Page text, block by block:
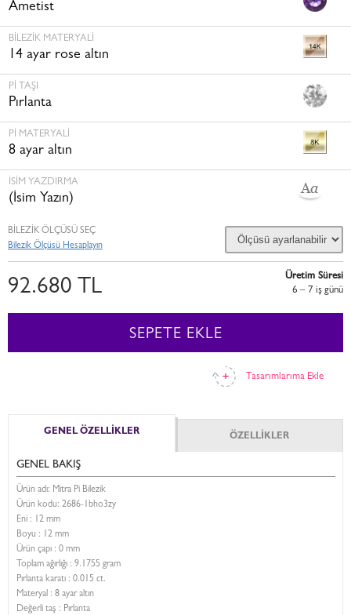
Ametist
BILEZIK MATERYALI
14 ayar rose altın
PI TAŞI
Pırlanta
PI MATERYALI
8 ayar altın
İSİM YAZDIRMA
(İsim Yazın)
Tasarımlarıma Ekle
BİLEZİK ÖLÇÜSÜ SEÇ
Bilezik Ölçüsü Hesaplayın
92.680 TL
Üretim Süresi
6 – 7 i̇ş günü
SEPETE EKLE
GENEL ÖZELLİKLER ÖZELLİKLER
GENEL BAKIŞ
Ürün adı: Mitra Pi Bilezik
Ürün kodu: 2686-1bho3zy
Eni : 12 mm
Boyu : 12 mm
Ürün çapı : 0 mm
Toplam ağırlığı : 9.1755 gram
Pırlanta karatı : 0.015 ct.
Materyal : 8 ayar altın
Değerli taş : Pırlanta